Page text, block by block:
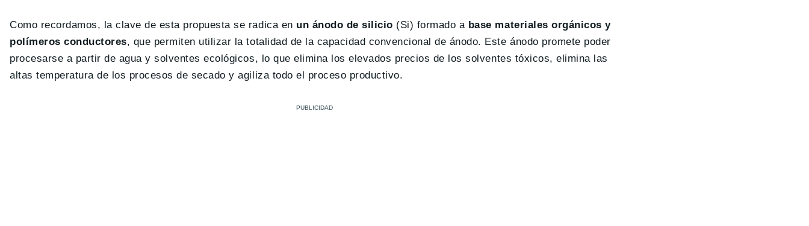
Como recordamos, la clave de esta propuesta se radica en un ánodo de silicio (Si) formado a base materiales orgánicos y
polímeros conductores, que permiten utilizar la totalidad de la capacidad convencional de ánodo. Este ánodo promete poder
procesarse a partir de agua y solventes ecológicos, lo que elimina los elevados precios de los solventes tóxicos, elimina las
altas temperatura de los procesos de secado y agiliza todo el proceso productivo.